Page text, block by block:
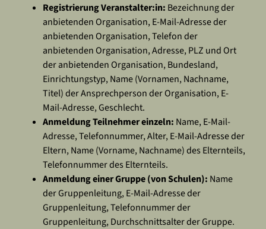
Registrierung Veranstalter:in: Bezeichnung der
anbietenden Organisation, E-Mail-Adresse der
anbietenden Organisation, Telefon der
anbietenden Organisation, Adresse, PLZ und Ort
der anbietenden Organisation, Bundesland,
Einrichtungstyp, Name (Vornamen, Nachname,
Titel) der Ansprechperson der Organisation, E-
Mail-Adresse, Geschlecht.
Anmeldung Teilnehmer einzeln: Name, E-Mail-
Adresse, Telefonnummer, Alter, E-Mail-Adresse der
Eltern, Name (Vorname, Nachname) des Elternteils,
Telefonnummer des Elternteils.
Anmeldung einer Gruppe (von Schulen): Name
der Gruppenleitung, E-Mail-Adresse der
Gruppenleitung, Telefonnummer der
Gruppenleitung, Durchschnittsalter der Gruppe.